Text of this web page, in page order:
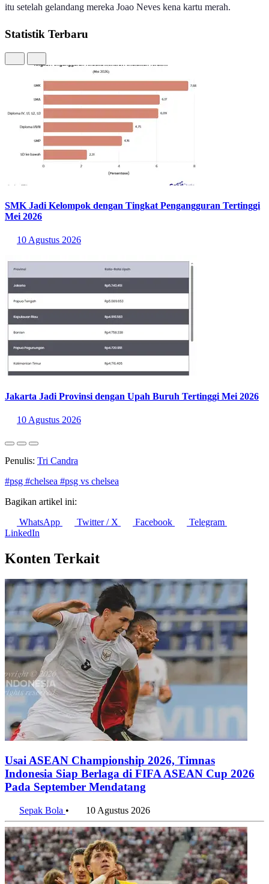
Dok.Chelsea, Pemain Chelsea merayakan gelar juara Piala Dunia
Antarklub 2025.
Chelsea menyabet gelar juara
Antarklub 2025. Tim asal
London itu menang dengan skor 3-0 atas Paris Saint-Germain
(PSG) di final turnamen yang berlangsung di MetLife Stadium, East
Rutherford, New Jersey Senin (14/7).
dua gelar Piala Dunia Antarklub. Gelar sebelumnya diraih pada
Tiga gol tim juara Conference League 2024-2025 di final ini dicetak
oleh Cole Palmer (22’, 30’) serta Joao Pedro (43’).
Di sisi lain, PSG bermain dengan 10 orang sejak menit ke-85. Hal
itu setelah gelandang mereka Joao Neves kena kartu merah.
Statistik Terbaru
Mei 2026
10 Agustus 2026
Jakarta Jadi Provinsi dengan Upah Buruh Tertinggi Mei 2026
10 Agustus 2026
Penulis:Tri Candra
#psg#chelsea#psg vs chelsea
Bagikan artikel ini: